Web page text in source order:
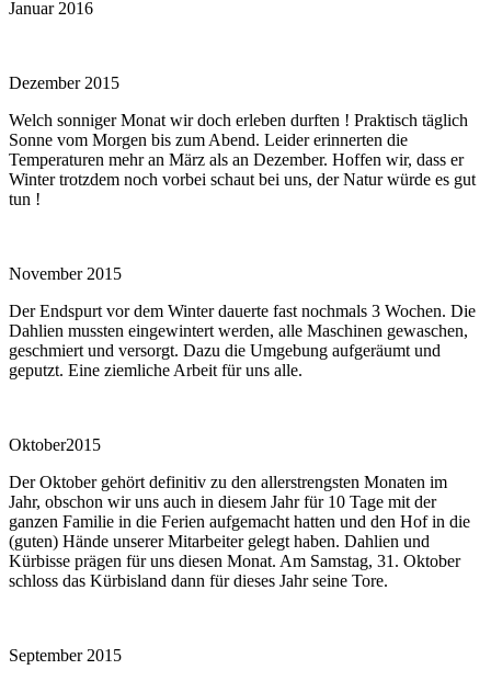
Januar 2016
Dezember 2015
Welch sonniger Monat wir doch erleben durften ! Praktisch täglich
Sonne vom Morgen bis zum Abend. Leider erinnerten die
Temperaturen mehr an März als an Dezember. Hoffen wir, dass er
Winter trotzdem noch vorbei schaut bei uns, der Natur würde es gut
tun !
November 2015
Der Endspurt vor dem Winter dauerte fast nochmals 3 Wochen. Die
Dahlien mussten eingewintert werden, alle Maschinen gewaschen,
geschmiert und versorgt. Dazu die Umgebung aufgeräumt und
geputzt. Eine ziemliche Arbeit für uns alle.
Oktober2015
Der Oktober gehört definitiv zu den allerstrengsten Monaten im
Jahr, obschon wir uns auch in diesem Jahr für 10 Tage mit der
ganzen Familie in die Ferien aufgemacht hatten und den Hof in die
(guten) Hände unserer Mitarbeiter gelegt haben. Dahlien und
Kürbisse prägen für uns diesen Monat. Am Samstag, 31. Oktober
schloss das Kürbisland dann für dieses Jahr seine Tore.
September 2015